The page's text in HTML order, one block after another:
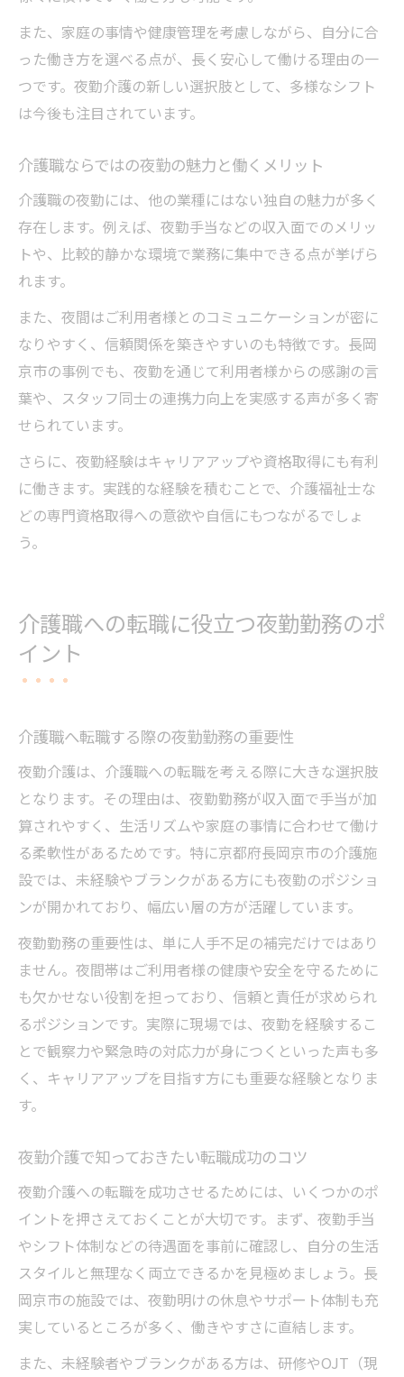
また、家庭の事情や健康管理を考慮しながら、自分に合
った働き方を選べる点が、長く安心して働ける理由の一
つです。夜勤介護の新しい選択肢として、多様なシフト
は今後も注目されています。
介護職ならではの夜勤の魅力と働くメリット
介護職の夜勤には、他の業種にはない独自の魅力が多く
存在します。例えば、夜勤手当などの収入面でのメリッ
トや、比較的静かな環境で業務に集中できる点が挙げら
れます。
また、夜間はご利用者様とのコミュニケーションが密に
なりやすく、信頼関係を築きやすいのも特徴です。長岡
京市の事例でも、夜勤を通じて利用者様からの感謝の言
葉や、スタッフ同士の連携力向上を実感する声が多く寄
せられています。
さらに、夜勤経験はキャリアアップや資格取得にも有利
に働きます。実践的な経験を積むことで、介護福祉士な
どの専門資格取得への意欲や自信にもつながるでしょ
う。
介護職への転職に役立つ夜勤勤務のポ
イント
介護職へ転職する際の夜勤勤務の重要性
夜勤介護は、介護職への転職を考える際に大きな選択肢
となります。その理由は、夜勤勤務が収入面で手当が加
算されやすく、生活リズムや家庭の事情に合わせて働け
る柔軟性があるためです。特に京都府長岡京市の介護施
設では、未経験やブランクがある方にも夜勤のポジショ
ンが開かれており、幅広い層の方が活躍しています。
夜勤勤務の重要性は、単に人手不足の補完だけではあり
ません。夜間帯はご利用者様の健康や安全を守るために
も欠かせない役割を担っており、信頼と責任が求められ
るポジションです。実際に現場では、夜勤を経験するこ
とで観察力や緊急時の対応力が身につくといった声も多
く、キャリアアップを目指す方にも重要な経験となりま
す。
夜勤介護で知っておきたい転職成功のコツ
夜勤介護への転職を成功させるためには、いくつかのポ
イントを押さえておくことが大切です。まず、夜勤手当
やシフト体制などの待遇面を事前に確認し、自分の生活
スタイルと無理なく両立できるかを見極めましょう。長
岡京市の施設では、夜勤明けの休息やサポート体制も充
実しているところが多く、働きやすさに直結します。
また、未経験者やブランクがある方は、研修やOJT（現